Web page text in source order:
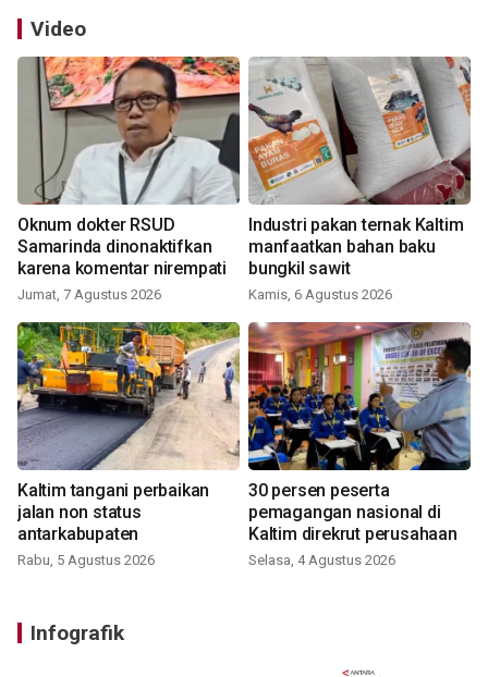
Video
Oknum dokter RSUD
Samarinda dinonaktifkan
karena komentar nirempati
Jumat, 7 Agustus 2026
Industri pakan ternak Kaltim
manfaatkan bahan baku
bungkil sawit
Kamis, 6 Agustus 2026
Kaltim tangani perbaikan
jalan non status
antarkabupaten
Rabu, 5 Agustus 2026
30 persen peserta
pemagangan nasional di
Kaltim direkrut perusahaan
Selasa, 4 Agustus 2026
Infografik